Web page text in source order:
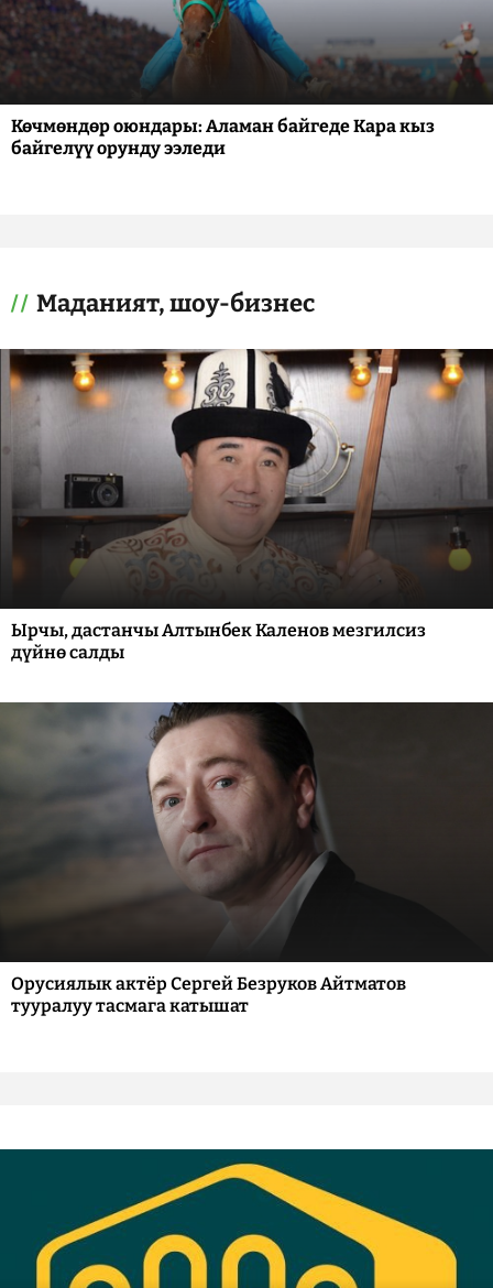
Көчмөндөр оюндары: Аламан байгеде Кара кыз
байгелүү орунду ээледи
Маданият, шоу-бизнес
Ырчы, дастанчы Алтынбек Каленов мезгилсиз
дүйнө салды
Орусиялык актёр Сергей Безруков Айтматов
тууралуу тасмага катышат